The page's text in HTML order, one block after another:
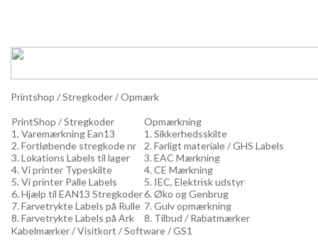
Printshop / Stregkoder / Opmærk
PrintShop / Stregkoder
1. Varemærkning Ean13
2. Fortløbende stregkode nr
3. Lokations Labels til lager
4. Vi printer Typeskilte
5. Vi printer Palle Labels
6. Hjælp til EAN13 Stregkoder
7. Farvetrykte Labels på Rulle
8. Farvetrykte Labels på Ark
Opmærkning
1. Sikkerhedsskilte
2. Farligt materiale / GHS Labels
3. EAC Mærkning
4. CE Mærkning
5. IEC, Elektrisk udstyr
6. Øko og Genbrug
7. Gulv opmærkning
8. Tilbud / Rabatmærker
Kabelmærker / Visitkort / Software / GS1